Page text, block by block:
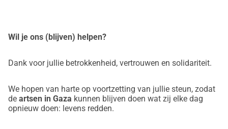
Wil je ons (blijven) helpen?
Dank voor jullie betrokkenheid, vertrouwen en solidariteit.
We hopen van harte op voortzetting van jullie steun, zodat
de artsen in Gaza kunnen blijven doen wat zij elke dag
opnieuw doen: levens redden.